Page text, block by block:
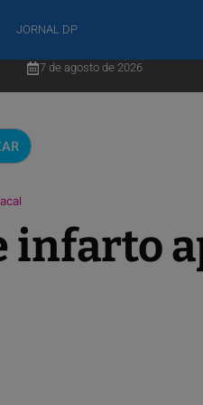
JORNAL DP
7 de agosto de 2026
infarto